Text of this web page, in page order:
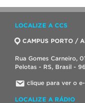
LOCALIZE A CCS
CAMPUS PORTO /
Rua Gomes Carneiro,
Pelotas - RS, Brasil -
clique para ver o
LOCALIZE A RÁDIO